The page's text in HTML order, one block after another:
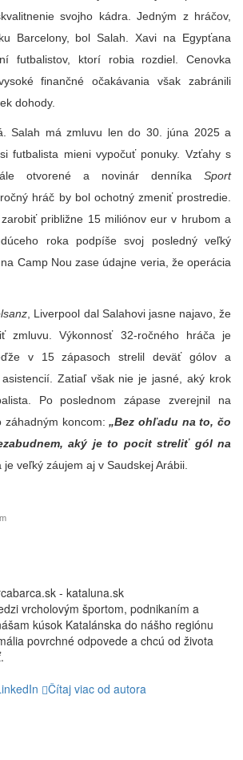
svojho kádra. Jedným z hráčov,
Barcelony, bol Salah. Xavi na Egypťana
futbalistov, ktorí robia rozdiel. Cenovka
finančné očakávania však zabránili
dohody.
Salah má zmluvu len do 30. júna 2025 a
si futbalista mieni vypočuť ponuky. Vzťahy s
otvorené a novinár denníka Sport
hráč by bol ochotný zmeniť prostredie.
približne 15 miliónov eur v hrubom a
roka podpíše svoj posledný veľký
Camp Nou zase údajne veria, že operácia
, Liverpool dal Salahovi jasne najavo, že
zmluvu. Výkonnosť 32-ročného hráča je
v 15 zápasoch strelil deväť gólov a
Zatiaľ však nie je jasné, aký krok
Po poslednom zápase zverejnil na
záhadným koncom:„Bez ohľadu na to, čo
aký je to pocit streliť gól na
je veľký záujem aj v Saudskej Arábii.
- kataluna.sk
vrcholovým športom, podnikaním a
kúsok Katalánska do nášho regiónu
povrchné odpovede a chcú od života
Čítaj viac od autora